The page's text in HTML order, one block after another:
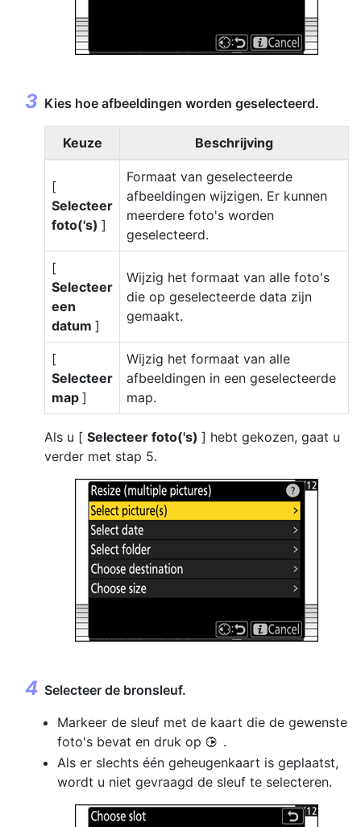
Kies hoe afbeeldingen worden geselecteerd.
Keuze Beschrijving
[
Selecteer
foto('s) ]
Formaat van geselecteerde
afbeeldingen wijzigen. Er kunnen
meerdere foto's worden
geselecteerd.
[
Selecteer
een
datum ]
Wijzig het formaat van alle foto's
die op geselecteerde data zijn
gemaakt.
[
Selecteer
map ]
Wijzig het formaat van alle
afbeeldingen in een geselecteerde
map.
Als u [ Selecteer foto('s) ] hebt gekozen, gaat u
verder met stap 5.
Selecteer de bronsleuf.
Markeer de sleuf met de kaart die de gewenste
foto's bevat en druk op 2 .
Als er slechts één geheugenkaart is geplaatst,
wordt u niet gevraagd de sleuf te selecteren.